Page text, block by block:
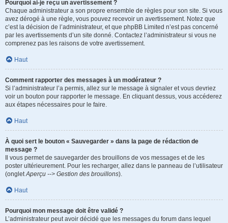
Pourquoi ai-je reçu un avertissement ?
Chaque administrateur a son propre ensemble de règles pour son site. Si vous
avez dérogé à une règle, vous pouvez recevoir un avertissement. Notez que
c’est la décision de l’administrateur, et que phpBB Limited n’est pas concerné
par les avertissements d’un site donné. Contactez l’administrateur si vous ne
comprenez pas les raisons de votre avertissement.
Haut
Comment rapporter des messages à un modérateur ?
Si l’administrateur l’a permis, allez sur le message à signaler et vous devriez
voir un bouton pour rapporter le message. En cliquant dessus, vous accéderez
aux étapes nécessaires pour le faire.
Haut
À quoi sert le bouton « Sauvegarder » dans la page de rédaction de
message ?
Il vous permet de sauvegarder des brouillons de vos messages et de les
poster ultérieurement. Pour les recharger, allez dans le panneau de l’utilisateur
(ongletAperçu --> Gestion des brouillons).
Haut
Pourquoi mon message doit être validé ?
L’administrateur peut avoir décidé que les messages du forum dans lequel